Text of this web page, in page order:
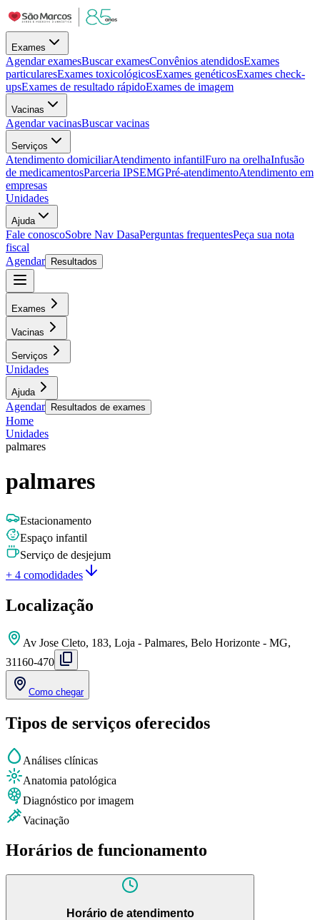
Exames
Agendar examesBuscar examesConvênios atendidosExames
particularesExames toxicológicosExames genéticosExames check-
upsExames de resultado rápidoExames de imagem
Vacinas
Agendar vacinasBuscar vacinas
Serviços
Atendimento domiciliarAtendimento infantilFuro na orelhaInfusão
de medicamentosParceria IPSEMGPré-atendimentoAtendimento em
empresas
Unidades
Ajuda
Fale conoscoSobre Nav DasaPerguntas frequentesPeça sua nota
fiscal
Agendar
Resultados
Exames
Vacinas
Serviços
Unidades
Ajuda
Agendar Resultados de exames
Home
Unidades
palmares
palmares
Estacionamento
Espaço infantil
Serviço de desjejum
+ 4 comodidades
Localização
Av Jose Cleto, 183, Loja - Palmares, Belo Horizonte - MG,
31160-470
Como chegar
Tipos de serviços oferecidos
Análises clínicas
Anatomia patológica
Diagnóstico por imagem
Vacinação
Horários de funcionamento
Horário de atendimento